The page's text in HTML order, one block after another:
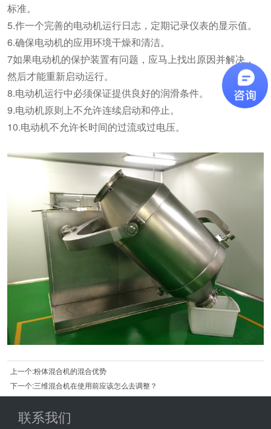
标准。
5.作一个完善的电动机运行日志，定期记录仪表的显示值。
6.确保电动机的应用环境干燥和清洁。
7如果电动机的保护装置有问题，应马上找出原因并解决，
然后才能重新启动运行。
8.电动机运行中必须保证提供良好的润滑条件。
9.电动机原则上不允许连续启动和停止。
10.电动机不允许长时间的过流或过电压。
上一个:粉体混合机的混合优势
下一个:三维混合机在使用前应该怎么去调整？
联系我们